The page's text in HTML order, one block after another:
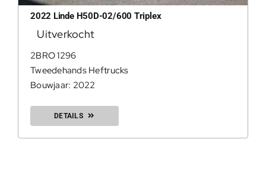
2022 Linde H50D-02/600 Triplex
Uitverkocht
2BRO 1296
Tweedehands Heftrucks
Bouwjaar: 2022
DETAILS